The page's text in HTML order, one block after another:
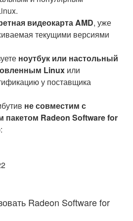
видеокарта AMD, уже
текущими версиями
ноутбук или настольный
Linux или
у поставщика
не совместим с
пакетом Radeon Software for
Radeon Software for